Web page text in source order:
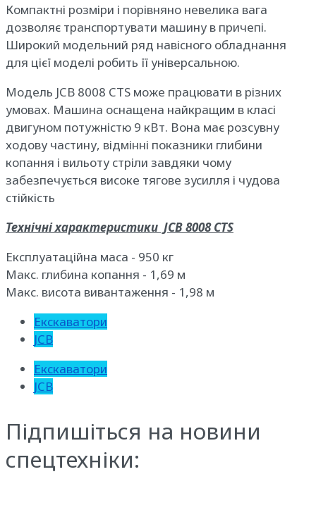
Компактні розміри і порівняно невелика вага
дозволяє транспортувати машину в причепі.
Широкий модельний ряд навісного обладнання
для цієї моделі робить її універсальною.
Модель JCB 8008 CTS може працювати в різних
умовах. Машина оснащена найкращим в класі
двигуном потужністю 9 кВт. Вона має розсувну
ходову частину, відмінні показники глибини
копання і вильоту стріли завдяки чому
забезпечується високе тягове зусилля і чудова
стійкість
Технічні характеристики JCB 8008 CTS
Експлуатаційна маса - 950 кг
Макс. глибина копання - 1,69 м
Макс. висота вивантаження - 1,98 м
Екскаватори
JCB
Екскаватори
JCB
Підпишіться на новини
спецтехніки: